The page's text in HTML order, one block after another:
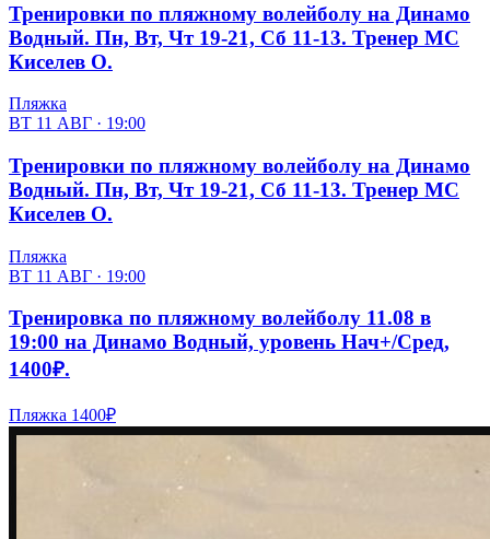
Тренировки по пляжному волейболу на Динамо
Водный. Пн, Вт, Чт 19-21, Сб 11-13. Тренер МС
Киселев О.
Пляжка
ВТ 11 АВГ · 19:00
Тренировки по пляжному волейболу на Динамо
Водный. Пн, Вт, Чт 19-21, Сб 11-13. Тренер МС
Киселев О.
Пляжка
ВТ 11 АВГ · 19:00
Тренировка по пляжному волейболу 11.08 в
19:00 на Динамо Водный, уровень Нач+/Сред,
1400₽.
Пляжка 1400₽